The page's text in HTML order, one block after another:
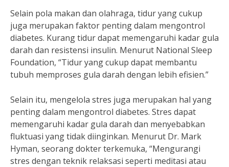
Selain pola makan dan olahraga, tidur yang cukup
juga merupakan faktor penting dalam mengontrol
diabetes. Kurang tidur dapat memengaruhi kadar gula
darah dan resistensi insulin. Menurut National Sleep
Foundation, “Tidur yang cukup dapat membantu
tubuh memproses gula darah dengan lebih efisien.”
Selain itu, mengelola stres juga merupakan hal yang
penting dalam mengontrol diabetes. Stres dapat
memengaruhi kadar gula darah dan menyebabkan
fluktuasi yang tidak diinginkan. Menurut Dr. Mark
Hyman, seorang dokter terkemuka, “Mengurangi
stres dengan teknik relaksasi seperti meditasi atau